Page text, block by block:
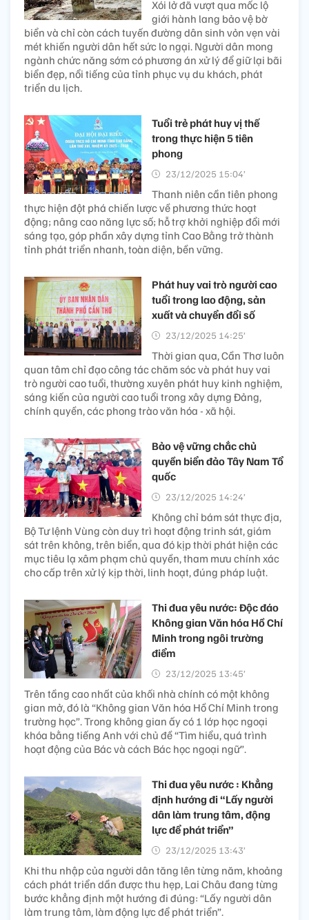
Xói lở đã vượt qua mốc lộ
giới hành lang bảo vệ bờ
biển và chỉ còn cách tuyến đường dân sinh vỏn vẹn vài
mét khiến người dân hết sức lo ngại. Người dân mong
ngành chức năng sớm có phương án xử lý để giữ lại bãi
biển đẹp, nổi tiếng của tỉnh phục vụ du khách, phát
triển du lịch.
Tuổi trẻ phát huy vị thế
trong thực hiện 5 tiên
phong
23/12/2025 15:04’
Thanh niên cần tiên phong
thực hiện đột phá chiến lược về phương thức hoạt
động; nâng cao năng lực số; hỗ trợ khởi nghiệp đổi mới
sáng tạo, góp phần xây dựng tỉnh Cao Bằng trở thành
tỉnh phát triển nhanh, toàn diện, bền vững.
Phát huy vai trò người cao
tuổi trong lao động, sản
xuất và chuyển đổi số
23/12/2025 14:25’
Thời gian qua, Cần Thơ luôn
quan tâm chỉ đạo công tác chăm sóc và phát huy vai
trò người cao tuổi, thường xuyên phát huy kinh nghiệm,
sáng kiến của người cao tuổi trong xây dựng Đảng,
chính quyền, các phong trào văn hóa - xã hội.
Bảo vệ vững chắc chủ
quyền biển đảo Tây Nam Tổ
quốc
23/12/2025 14:24’
Không chỉ bám sát thực địa,
Bộ Tư lệnh Vùng còn duy trì hoạt động trinh sát, giám
sát trên không, trên biển, qua đó kịp thời phát hiện các
mục tiêu lạ xâm phạm chủ quyền, tham mưu chính xác
cho cấp trên xử lý kịp thời, linh hoạt, đúng pháp luật.
Thi đua yêu nước: Độc đáo
Không gian Văn hóa Hồ Chí
Minh trong ngôi trường
điểm
23/12/2025 13:45’
Trên tầng cao nhất của khối nhà chính có một không
gian mở, đó là “Không gian Văn hóa Hồ Chí Minh trong
trường học”. Trong không gian ấy có 1 lớp học ngoại
khóa bằng tiếng Anh với chủ đề “Tìm hiểu, quá trình
hoạt động của Bác và cách Bác học ngoại ngữ”.
Thi đua yêu nước : Khẳng
định hướng đi “Lấy người
dân làm trung tâm, động
lực để phát triển”
23/12/2025 13:43’
Khi thu nhập của người dân tăng lên từng năm, khoảng
cách phát triển dần được thu hẹp, Lai Châu đang từng
bước khẳng định một hướng đi đúng: “Lấy người dân
làm trung tâm, làm động lực để phát triển”.